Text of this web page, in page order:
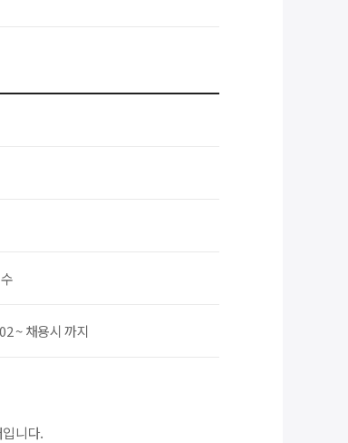
~ 채용시 까지
니다.